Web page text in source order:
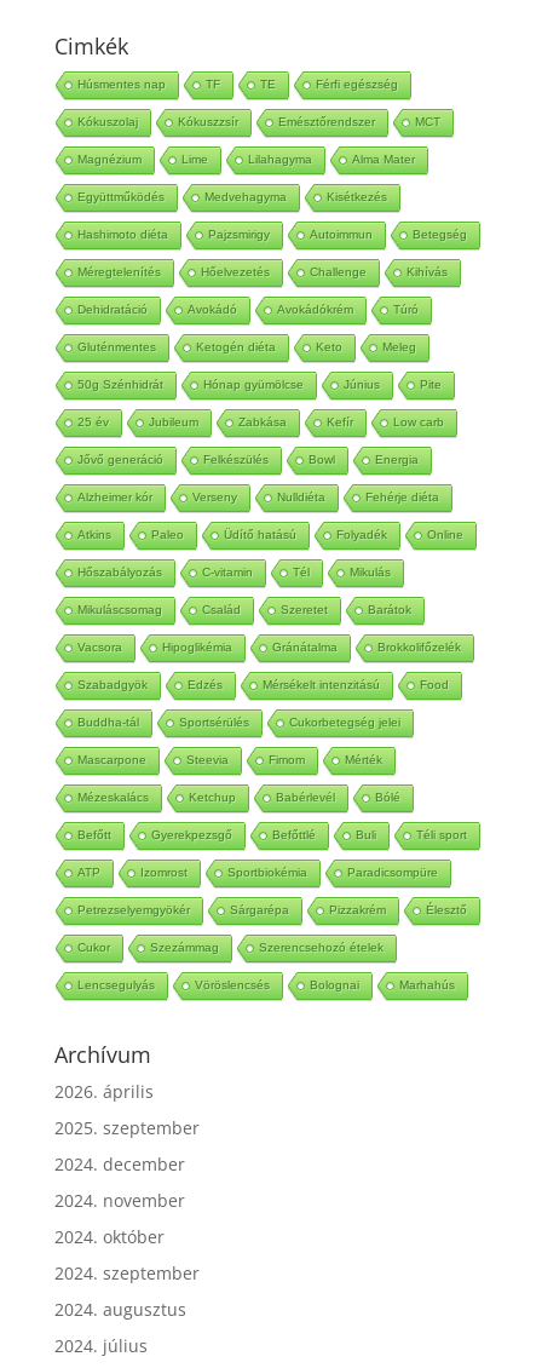
Cimkék
Húsmentes nap TF TE Férfi egészség
Kókuszolaj Kókuszzsír Emésztőrendszer MCT
Magnézium Lime Lilahagyma Alma Mater
Együttműködés Medvehagyma Kisétkezés
Hashimoto diéta Pajzsmirigy Autoimmun Betegség
Méregtelenítés Hőelvezetés Challenge Kihívás
Dehidratáció Avokádó Avokádókrém Túró
Gluténmentes Ketogén diéta Keto Meleg
50g Szénhidrát Hónap gyümölcse Június Pite
25 év Jubileum Zabkása Kefír Low carb
Jővő generáció Felkészülés Bowl Energia
Alzheimer kór Verseny Nulldiéta Fehérje diéta
Atkins Paleo Üdítő hatású Folyadék Online
Hőszabályozás C-vitamin Tél Mikulás
Mikuláscsomag Család Szeretet Barátok
Vacsora Hipoglikémia Gránátalma Brokkolifőzelék
Szabadgyök Edzés Mérsékelt intenzitású Food
Buddha-tál Sportsérülés Cukorbetegség jelei
Mascarpone Steevia Fimom Mérték
Mézeskalács Ketchup Babérlevél Bólé
Befőtt Gyerekpezsgő Befőttlé Buli Téli sport
ATP Izomrost Sportbiokémia Paradicsompüre
Petrezselyemgyökér Sárgarépa Pizzakrém Élesztő
Cukor Szezámmag Szerencsehozó ételek
Lencsegulyás Vöröslencsés Bolognai Marhahús
Archívum
2026. április
2025. szeptember
2024. december
2024. november
2024. október
2024. szeptember
2024. augusztus
2024. július